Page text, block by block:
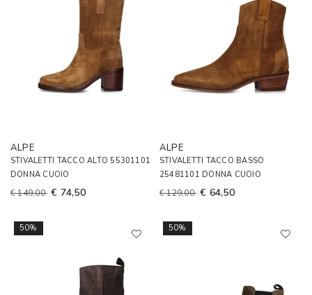
ALPE
STIVALETTI TACCO ALTO 55301101
DONNA CUOIO
€ 149,00 € 74,50
ALPE
STIVALETTI TACCO BASSO
25481101 DONNA CUOIO
€ 129,00 € 64,50
50% 50%